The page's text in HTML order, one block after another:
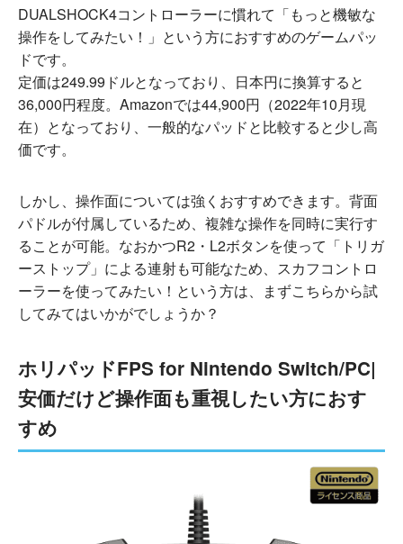
DUALSHOCK4コントローラーに慣れて「もっと機敏な
操作をしてみたい！」という方におすすめのゲームパッ
ドです。
定価は249.99ドルとなっており、日本円に換算すると
36,000円程度。Amazonでは44,900円（2022年10月現
在）となっており、一般的なパッドと比較すると少し高
価です。
しかし、操作面については強くおすすめできます。背面
パドルが付属しているため、複雑な操作を同時に実行す
ることが可能。なおかつR2・L2ボタンを使って「トリガ
ーストップ」による連射も可能なため、スカフコントロ
ーラーを使ってみたい！という方は、まずこちらから試
してみてはいかがでしょうか？
ホリパッドFPS for Nintendo Switch/PC|
安価だけど操作面も重視したい方におす
すめ